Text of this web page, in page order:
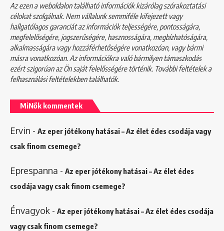
Az ezen a weboldalon található információk kizárólag szórakoztatási
célokat szolgálnak. Nem vállalunk semmiféle kifejezett vagy
hallgatólagos garanciát az információk teljességére, pontosságára,
megfelelőségére, jogszerűségére, hasznosságára, megbízhatóságára,
alkalmasságára vagy hozzáférhetőségére vonatkozóan, vagy bármi
másra vonatkozóan. Az információkra való bármilyen támaszkodás
ezért szigorúan az Ön saját felelősségére történik. További feltételek a
felhasználási feltételekbentalálhatók.
MiNők kommentek
Ervin - Az eper jótékony hatásai – Az élet édes csodája vagy
csak finom csemege?
Eprespanna - Az eper jótékony hatásai – Az élet édes
csodája vagy csak finom csemege?
Énvagyok - Az eper jótékony hatásai – Az élet édes csodája
vagy csak finom csemege?